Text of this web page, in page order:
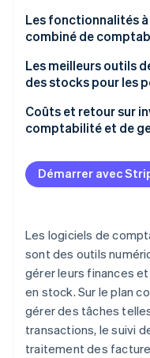
Regarder la vidéo
Automatisation pour
Alertes intelligentes
Rapports faciles à
Connexion de tous
Vous ne pouvez pas
pas
Petites erreurs,
Flux de trésorerie
Adaptation à
Exemple
Les fonctionnalités
combiné de
Suivi des stocks en
Mises à jour
Alertes et rappels
Intégrations
Passage de
Évolutivité
Interface conviviale
Accès mobile
Les meilleurs outils
des stocks pour les
Xero (comptabilité)
QuickBooks Online
Zoho Books
A2X (comptabilité)
Coûts et retour sur
comptabilité et de
Coûts : ce que vous
Retour sur
Un exemple rapide
Démarrer avec
Les logiciels de
sont des outils
gérer leurs finances
en stock. Sur le plan
gérer des tâches
transactions, le suivi
traitement des